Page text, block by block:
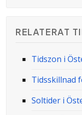
RELATERAT
Tidszon i
Tidsskillnad
Soltider i